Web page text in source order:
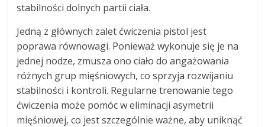
stabilności dolnych partii ciała.
Jedną z głównych zalet ćwiczenia pistol jest
poprawa równowagi. Ponieważ wykonuje się je na
jednej nodze, zmusza ono ciało do angażowania
różnych grup mięśniowych, co sprzyja rozwijaniu
stabilności i kontroli. Regularne trenowanie tego
ćwiczenia może pomóc w eliminacji asymetrii
mięśniowej, co jest szczególnie ważne, aby uniknąć